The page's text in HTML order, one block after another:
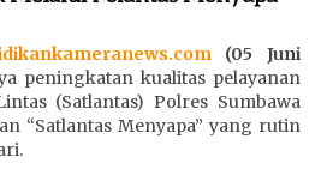
Rekomendasi dan
DPRD Sumbawa
(05 Juni
peningkatan kualitas pelayanan
(Satlantas) Polres Sumbawa
“Satlantas Menyapa” yang rutin